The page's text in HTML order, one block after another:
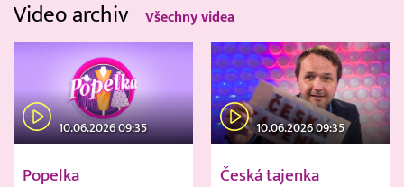
Video archiv Všechny videa
10.06.2026 09:35
Popelka
10.06.2026 09:35
Česká tajenka